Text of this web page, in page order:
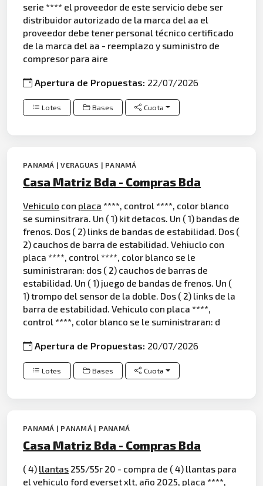
serie **** el proveedor de este servicio debe ser
distribuidor autorizado de la marca del aa el
proveedor debe tener personal técnico certificado
de la marca del aa - reemplazo y suministro de
compresor para aire
Apertura de Propuestas: 22/07/2026
Lotes Bases Cuota
PANAMÁ | VERAGUAS | PANAMÁ
Casa Matriz Bda - Compras Bda
Vehiculo con placa ****, control ****, color blanco
se suminsitrara. Un ( 1) kit detacos. Un ( 1) bandas de
frenos. Dos ( 2) links de bandas de estabilidad. Dos (
2) cauchos de barra de estabilidad. Vehiuclo con
placa ****, control ****, color blanco se le
suministraran: dos ( 2) cauchos de barras de
estabilidad. Un ( 1) juego de bandas de frenos. Un (
1) trompo del sensor de la doble. Dos ( 2) links de la
barra de estabilidad. Vehiculo con placa ****,
control ****, color blanco se le suministraran: d
Apertura de Propuestas: 20/07/2026
Lotes Bases Cuota
PANAMÁ | PANAMÁ | PANAMÁ
Casa Matriz Bda - Compras Bda
( 4) llantas 255/55r 20 - compra de ( 4) llantas para
el vehiculoford everset xlt, año 2025, placa ****,